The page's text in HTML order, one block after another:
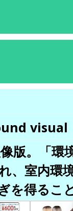
visual
版。「環
、室内環
を得るこ